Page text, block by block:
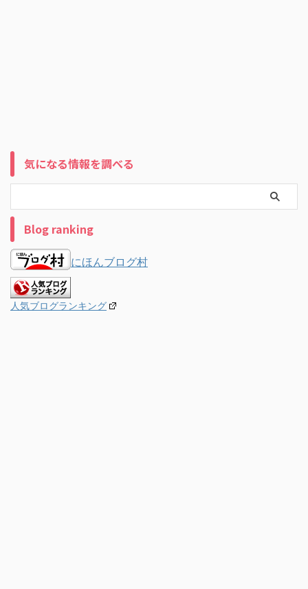
気になる情報を調べる
Blog ranking
にほんブログ村
人気ブログランキング